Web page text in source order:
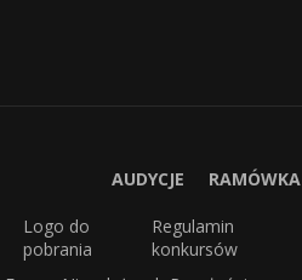
AUDYCJE RAMÓWKA
Logo do
pobrania
Regulamin
konkursów